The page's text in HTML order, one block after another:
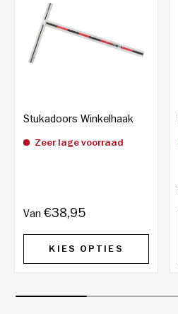
Stukadoors Winkelhaak
Zeer lage voorraad
Van €38,95
KIES OPTIES